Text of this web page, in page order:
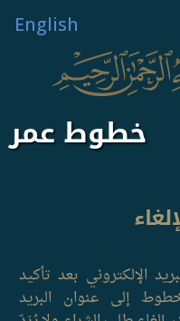
English
خطوط عمر
الإلكتروني بعد تأكيد
إلى عنوان البريد